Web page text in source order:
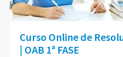
Curso Online de
| OAB 1ª FASE